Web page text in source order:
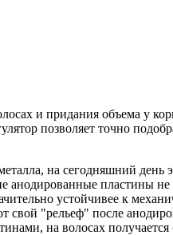
и придания объема у
позволяет точно
на сегодняшний день
анодированные пластины
устойчивее к
"рельеф" после
на волосах